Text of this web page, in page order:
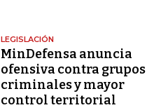
LEGISLACIÓN
MinDefensa anuncia
ofensiva contra grupos
criminales y mayor
control territorial